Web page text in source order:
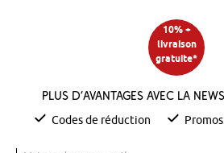
10% +
livraison
gratuite*
Plus d’avantages avec la
Codes de réduction Promos